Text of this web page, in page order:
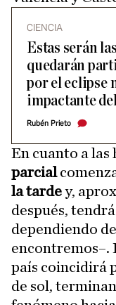
CIENCIA
Estas serán
quedarán
por el eclipse
impactante
Rubén Prieto
En cuanto a las
parcial
la tardey,
después,
dependiendo
encontremos–.
país coincidirá
de sol,